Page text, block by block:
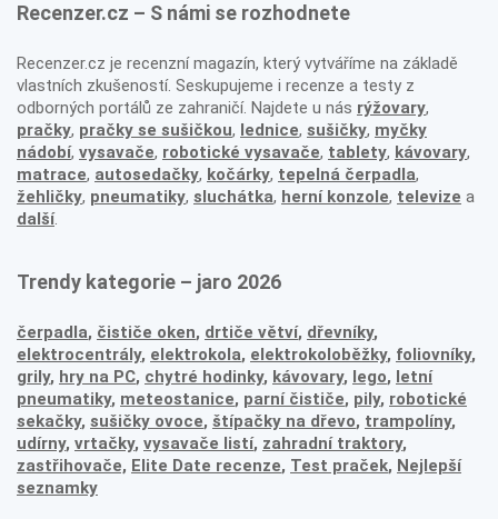
Recenzer.cz – S námi se rozhodnete
Recenzer.cz je recenzní magazín, který vytváříme na základě
vlastních zkušeností. Seskupujeme i recenze a testy z
odborných portálů ze zahraničí. Najdete u nás rýžovary,
pračky, pračky se sušičkou, lednice, sušičky, myčky
nádobí, vysavače, robotické vysavače, tablety, kávovary,
matrace, autosedačky, kočárky, tepelná čerpadla,
žehličky, pneumatiky, sluchátka, herní konzole, televize a
další.
Trendy kategorie – jaro 2026
čerpadla, čističe oken, drtiče větví, dřevníky,
elektrocentrály, elektrokola, elektrokoloběžky, foliovníky,
grily, hry na PC, chytré hodinky, kávovary, lego, letní
pneumatiky, meteostanice, parní čističe, pily, robotické
sekačky, sušičky ovoce, štípačky na dřevo, trampolíny,
udírny, vrtačky, vysavače listí, zahradní traktory,
zastřihovače, Elite Date recenze, Test praček, Nejlepší
seznamky